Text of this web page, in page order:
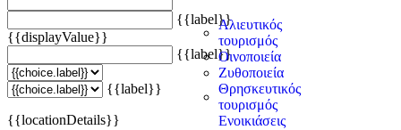
Αλιευτικός
τουρισμός
Οινοποιεία
Ζυθοποιεία
Θρησκευτικός
τουρισμός
Ενοικιάσεις
{{label}}
{{displayValue}}
{{label}}
{{label}}
{{locationDetails}}